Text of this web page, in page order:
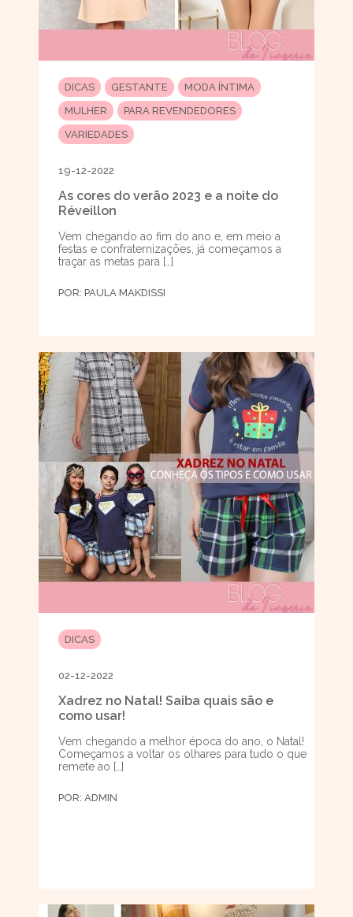
DICAS GESTANTE
MODA ÍNTIMA
MULHER
PARA REVENDEDORES
VARIEDADES
19-12-2022
As cores do verão 2023 e a noite do
Réveillon
Vem chegando ao fim do ano e, em meio a
festas e confraternizações, já começamos a
traçar as metas para […]
POR: PAULA MAKDISSI
DICAS
02-12-2022
Xadrez no Natal! Saiba quais são e
como usar!
Vem chegando a melhor época do ano, o Natal!
Começamos a voltar os olhares para tudo o que
remete ao […]
POR: ADMIN